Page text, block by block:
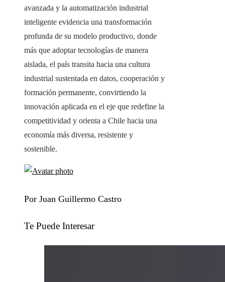
avanzada y la automatización industrial
inteligente evidencia una transformación
profunda de su modelo productivo, donde
más que adoptar tecnologías de manera
aislada, el país transita hacia una cultura
industrial sustentada en datos, cooperación y
formación permanente, convirtiendo la
innovación aplicada en el eje que redefine la
competitividad y orienta a Chile hacia una
economía más diversa, resistente y
sostenible.
Por Juan Guillermo Castro
Te Puede Interesar